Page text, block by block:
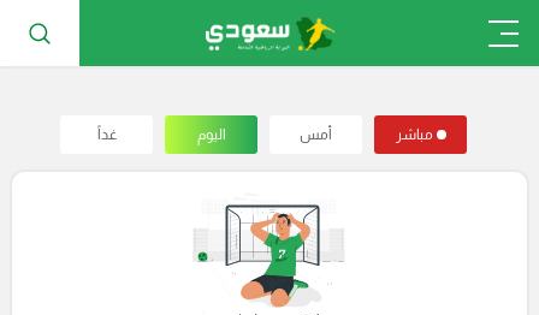
مباشر أمس اليوم غداً